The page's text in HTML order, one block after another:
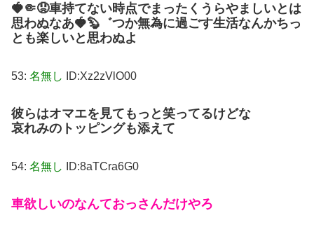
🍓🤏😟車持てない時点でまったくうらやましいとは
思わぬなあ🍓🦫゛つか無為に過ごす生活なんかちっ
とも楽しいと思わぬよ
53: 名無し ID:Xz2zVlO00
彼らはオマエを見てもっと笑ってるけどな
哀れみのトッピングも添えて
54: 名無し ID:8aTCra6G0
車欲しいのなんておっさんだけやろ